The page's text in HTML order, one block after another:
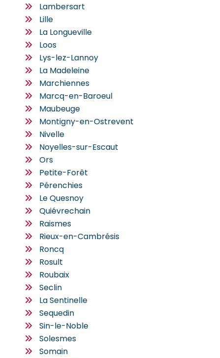
Lambersart
Lille
La Longueville
Loos
Lys-lez-Lannoy
La Madeleine
Marchiennes
Marcq-en-Baroeul
Maubeuge
Montigny-en-Ostrevent
Nivelle
Noyelles-sur-Escaut
Ors
Petite-Forêt
Pérenchies
Le Quesnoy
Quiévrechain
Raismes
Rieux-en-Cambrésis
Roncq
Rosult
Roubaix
Seclin
La Sentinelle
Sequedin
Sin-le-Noble
Solesmes
Somain